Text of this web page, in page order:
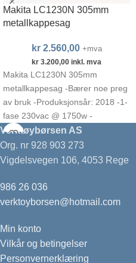
Makita LC1230N 305mm
metallkappesag
kr 2.560,00 +mva
kr 3.200,00 inkl. mva
Makita LC1230N 305mm
metallkappesag -Bærer noe preg
av bruk -Produksjonsår: 2018 -1-
fase 230vac @ 1750w -
Omdreiningstall: 1.300rpm -Inkl.
Makita B-09793
Verktøybørsen AS
Org. nr 928 903 273
Vigdelsvegen 106, 4053 Rege
986 26 036
verktoyborsen@hotmail.com
Min konto
Vilkår og betingelser
Personvernerklæring